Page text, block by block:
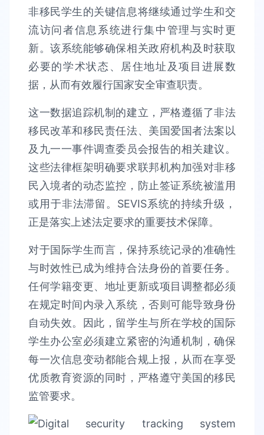
非移民学生的关键信息将继续通过学生和交
流访问者信息系统进行集中管理与实时更
新。该系统能够确保相关政府机构及时获取
必要的学术状态、居住地址及项目进展数
据，从而有效履行国家安全审查职责。
这一数据追踪机制的建立，严格遵循了非法
移民改革和移民责任法、美国爱国者法案以
及九一一事件调查委员会报告的相关建议。
这些法律框架明确要求联邦机构加强对非移
民入境者的动态监控，防止签证系统被滥用
或用于非法滞留。SEVIS系统的持续升级，
正是落实上述法定要求的重要技术保障。
对于国际学生而言，保持系统记录的准确性
与时效性已成为维持合法身份的首要任务。
任何学籍变更、地址更新或项目调整都必须
在规定时间内录入系统，否则可能导致身份
自动失效。因此，留学生与所在学校的国际
学生办公室必须建立紧密的沟通机制，确保
每一次信息变动都能合规上报，从而在享受
优质教育资源的同时，严格遵守美国的移民
监管要求。